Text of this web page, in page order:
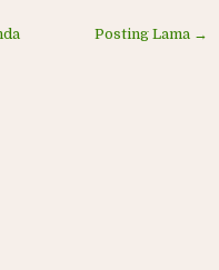
Posting Lama →